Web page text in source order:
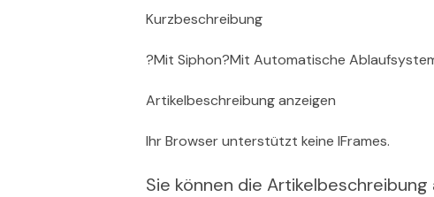
Kurzbeschreibung
?Mit Siphon?Mit Automatische
Artikelbeschreibung anzeigen
Ihr Browser unterstützt keine IFrames.
Sie können die